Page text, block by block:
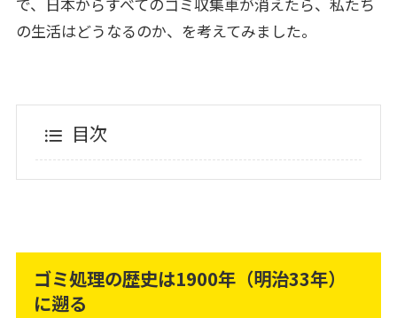
の生活はどうなるのか、を考えてみました。
目次
ゴミ処理の歴史は1900年（明治33年）
に遡る